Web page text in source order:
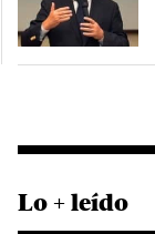
Lo + leído